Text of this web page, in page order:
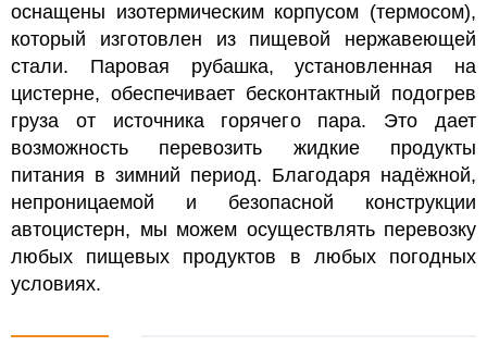
оснащены изотермическим корпусом (термосом),
который изготовлен из пищевой нержавеющей
стали. Паровая рубашка, установленная на
цистерне, обеспечивает бесконтактный подогрев
груза от источника горячего пара. Это дает
возможность перевозить жидкие продукты
питания в зимний период. Благодаря надёжной,
непроницаемой и безопасной конструкции
автоцистерн, мы можем осуществлять перевозку
любых пищевых продуктов в любых погодных
условиях.